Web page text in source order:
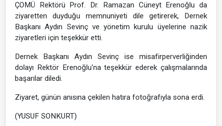
ÇOMÜ Rektörü Prof. Dr. Ramazan Cüneyt Erenoğlu da
ziyaretten duyduğu memnuniyeti dile getirerek, Dernek
Başkanı Aydın Sevinç ve yönetim kurulu üyelerine nazik
ziyaretleri için teşekkür etti.
Dernek Başkanı Aydın Sevinç ise misafirperverliğinden
dolayı Rektör Erenoğlu'na teşekkür ederek çalışmalarında
başarılar diledi.
Ziyaret, günün anısına çekilen hatıra fotoğrafıyla sona erdi.
(YUSUF SONKURT)